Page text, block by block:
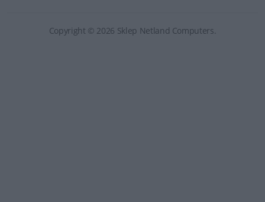
Copyright © 2026 Sklep Netland Computers.